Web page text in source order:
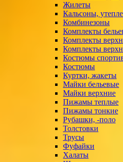
Жилеты
Кальсоны,
Комбинезоны
Комплекты
Комплекты
Комплекты
Костюмы
Костюмы
Куртки, жакеты
Майки бельевые
Майки верхние
Пижамы теплые
Пижамы тонкие
Рубашки, -поло
Толстовки
Трусы
Фуфайки
Халаты